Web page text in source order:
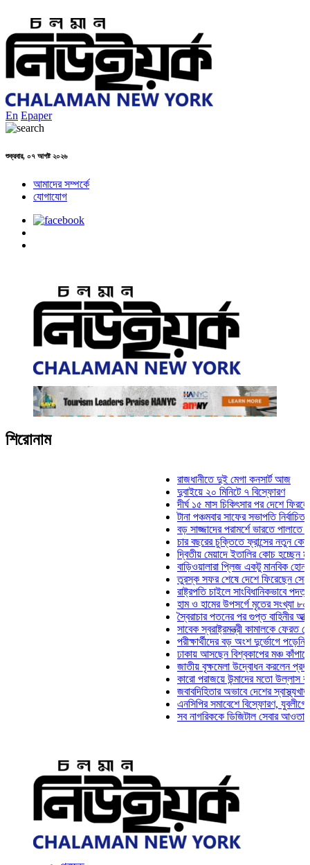
En Epaper
শুক্রবার, ০৭ আগষ্ট ২০২৬
আমাদের সম্পর্কে
যোগাযোগ
শিরোনাম
রাজধানীতে দুই মেগা কনসার্ট আজ
দুবাইয়ে ২০ মিনিটে ৭ বিস্ফোরণ
দীর্ঘ ১৫ মাস চিকিৎসার পর দেশে ফিরলেন
টানা পঞ্চমবার সাফের সভাপতি নির্বাচিত কাজী
বড় সাজ্জাদের পরামর্শে ভারতে পালাতে
চার বছরের চুক্তিতে ফ্রান্সের নতুন কোচ জিদান
দ্বিতীয় মেয়াদে ইতালির কোচ হচ্ছেন মানচিনি
বাড়িওয়ালারা প্লিজ একটু মানবিক হোন: মনিরা
তুরস্ক সফর শেষে দেশে ফিরেছেন
রাষ্ট্রপতি চাইলে সাংবিধানিকভাবে পদত্যাগ
হাম ও হামের উপসর্গে মৃতের সংখ্যা ৮০০
স্বৈরাচার পতনের পর গুপ্ত বাহিনীর আত্মপ্রকাশ:
সাবেক স্বরাষ্ট্রমন্ত্রী কামালকে ফেরত চেয়ে
পরীক্ষার্থীদের বড় অংশ দুর্ভোগে পড়েনি: ড.
ঢাকায় আসছেন বিশ্বকাপের মঞ্চ কাঁপানো সেই
জাতীয় বৃক্ষমেলা উদ্বোধন করলেন প্রধানমন্ত্রী
কারো পরাজয়ে উন্মাদের মতো উল্লাস করতে
জবাবদিহিতার অভাবে দেশের স্বাস্থ্যখাত
এনসিপির সমাবেশে বিস্ফোরণ, যুবলীগের দুই
সব নাগরিককে ডিজিটাল সেবার আওতায় আনতে